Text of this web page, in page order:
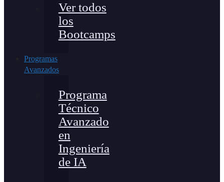
Ver todos
los
Bootcamps
Programas
Avanzados
Programa
Técnico
Avanzado
en
Ingeniería
de IA